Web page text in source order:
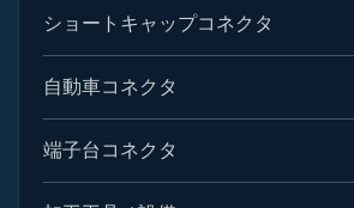
ショートキャップコネクタ
自動車コネクタ
端子台コネクタ